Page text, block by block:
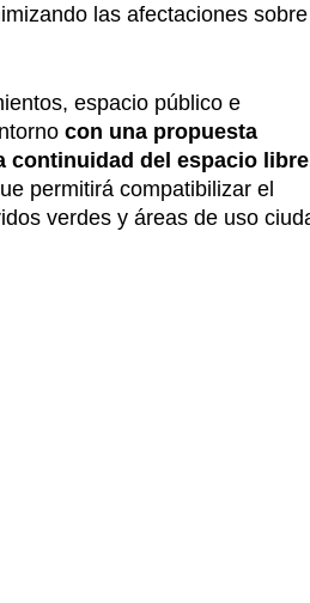
las afectaciones sobre
espacio público e
con una propuesta
continuidad del espacio
permitirá compatibilizar el
verdes y áreas de uso